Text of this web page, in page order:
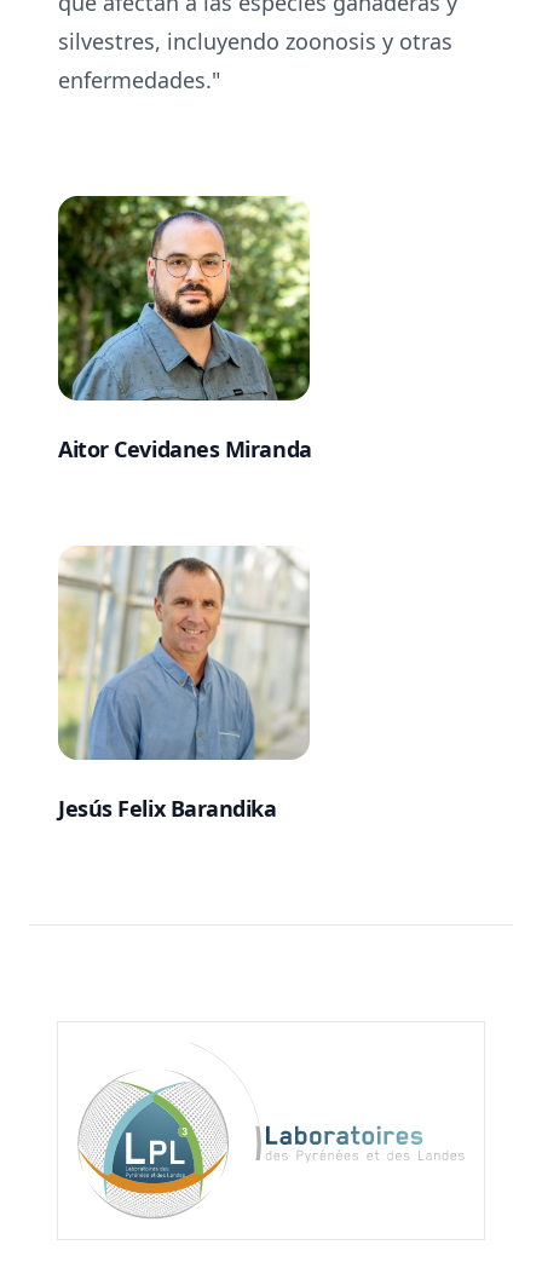
silvestres, incluyendo zoonosis y otras
enfermedades."
Aitor Cevidanes Miranda
Jesús Felix Barandika